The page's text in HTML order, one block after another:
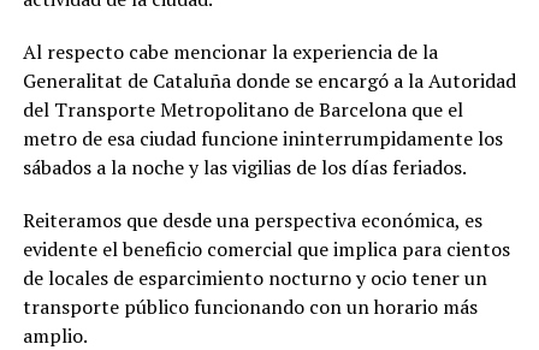
Al respecto cabe mencionar la experiencia de la
Generalitat de Cataluña donde se encargó a la Autoridad
del Transporte Metropolitano de Barcelona que el
metro de esa ciudad funcione ininterrumpidamente los
sábados a la noche y las vigilias de los días feriados.
Reiteramos que desde una perspectiva económica, es
evidente el beneficio comercial que implica para cientos
de locales de esparcimiento nocturno y ocio tener un
transporte público funcionando con un horario más
amplio.